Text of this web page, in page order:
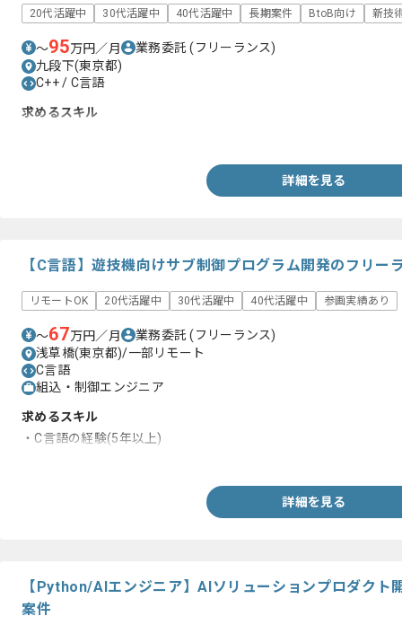
20代活躍中 30代活躍中 40代活躍中 長期案件 BtoB向け 新技
〜95万円／月 業務委託(フリーランス)
九段下(東京都)
C++ / C言語
求めるスキル
詳細を見る
【C言語】遊技機向けサブ制御プログラム開発のフリー
リモートOK 20代活躍中 30代活躍中 40代活躍中 参画実績あり
〜67万円／月 業務委託(フリーランス)
浅草橋(東京都)/一部リモート
C言語
組込・制御エンジニア
求めるスキル
・C言語の経験(5年以上)
詳細を見る
【Python/AIエンジニア】AIソリューションプロダクト
案件